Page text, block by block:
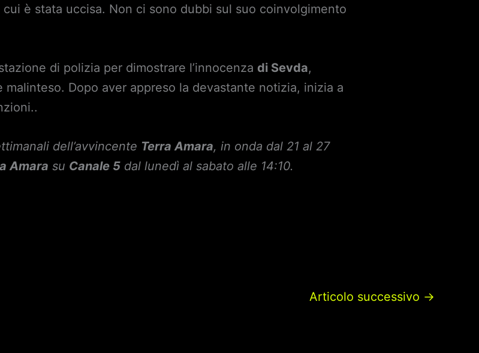
è stata uccisa. Non ci sono dubbi sul suo coinvolgimento
di polizia per dimostrare l’innocenza di Sevda,
Dopo aver appreso la devastante notizia, inizia a
dell’avvincente Terra Amara, in onda dal 21 al 27
Amara su Canale 5 dal lunedì al sabato alle 14:10.
Articolo successivo →